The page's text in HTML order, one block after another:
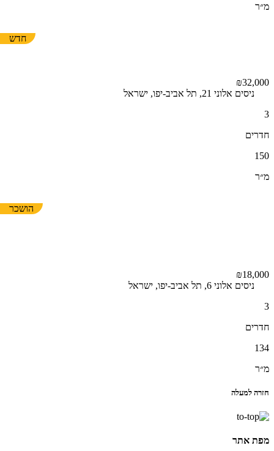
מ״ר
חדש
₪32,000
ניסים אלוני 21, תל אביב-יפו, ישראל
3
חדרים
150
מ״ר
הושכר
₪18,000
ניסים אלוני 6, תל אביב-יפו, ישראל
3
חדרים
134
מ״ר
חזרה למעלה
מפת אתר